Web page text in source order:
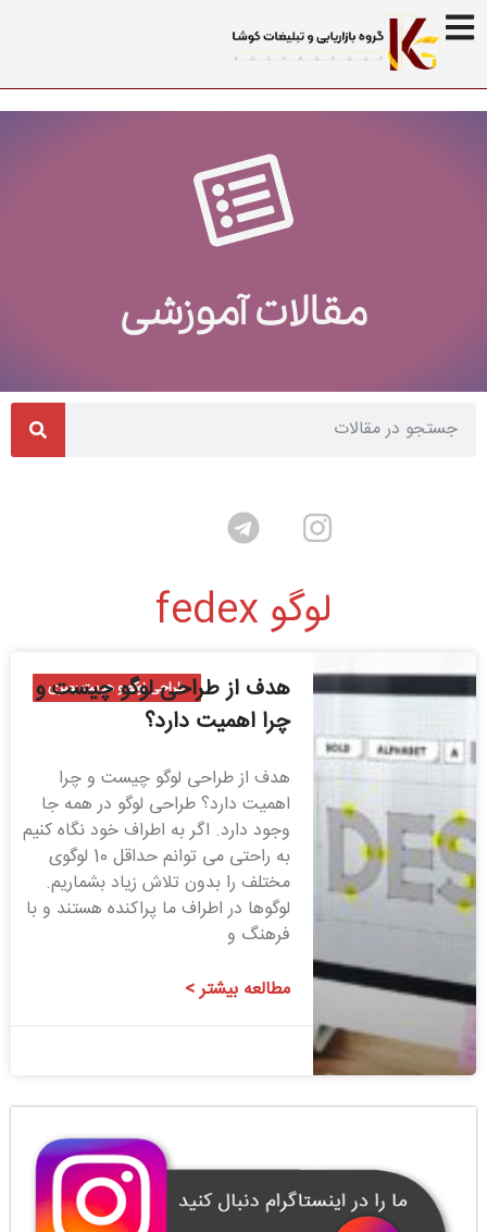
مقالات آموزشی
لوگو fedex
طراحی لوگو و هویت بصری
هدف از طراحی لوگو چیست و
چرا اهمیت دارد؟
هدف از طراحی لوگو چیست و چرا
اهمیت دارد؟ طراحی لوگو در همه جا
وجود دارد. اگر به اطراف خود نگاه کنیم
به راحتی می توانم حداقل 10 لوگوی
مختلف را بدون تلاش زیاد بشماریم.
لوگوها در اطراف ما پراکنده هستند و با
فرهنگ و
مطالعه بیشتر >
1400/08/24